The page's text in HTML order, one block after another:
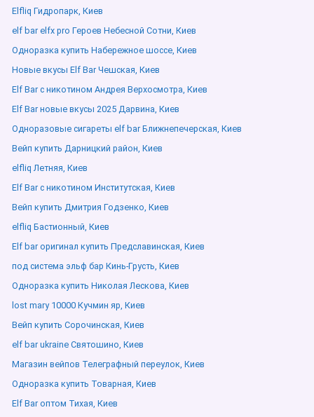
Elfliq Гидропарк, Киев
elf bar elfx pro Героев Небесной Сотни, Киев
Одноразка купить Набережное шоссе, Киев
Новые вкусы Elf Bar Чешская, Киев
Elf Bar с никотином Андрея Верхосмотра, Киев
Elf Bar новые вкусы 2025 Дарвина, Киев
Одноразовые сигареты elf bar Ближнепечерская, Киев
Вейп купить Дарницкий район, Киев
elfliq Летняя, Киев
Elf Bar с никотином Институтская, Киев
Вейп купить Дмитрия Годзенко, Киев
elfliq Бастионный, Киев
Elf bar оригинал купить Предславинская, Киев
под система эльф бар Кинь-Грусть, Киев
Одноразка купить Николая Лескова, Киев
lost mary 10000 Кучмин яр, Киев
Вейп купить Сорочинская, Киев
elf bar ukraine Святошино, Киев
Магазин вейпов Телеграфный переулок, Киев
Одноразка купить Товарная, Киев
Elf Bar оптом Тихая, Киев